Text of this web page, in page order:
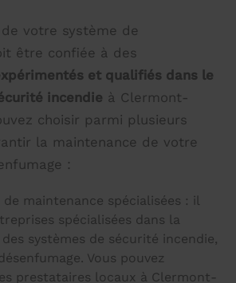
votre système de
être confiée à des
et qualifiés dans le
incendie à Clermont-
choisir parmi plusieurs
la maintenance de votre
:
de maintenance spécialisées : il
spécialisées dans la
systèmes de sécurité incendie,
Vous pouvez
prestataires locaux à Clermont-